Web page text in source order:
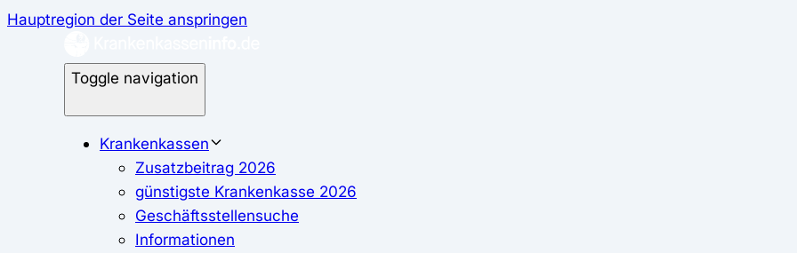
Hauptregion der Seite anspringen
Toggle navigation
Krankenkassen
Zusatzbeitrag 2026
günstigste Krankenkasse 2026
Geschäftsstellensuche
Informationen